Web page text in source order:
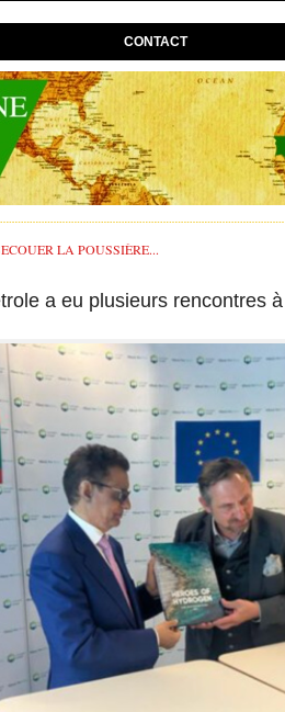
CONTACT
LA POUSSIÈRE...
a eu plusieurs rencontres